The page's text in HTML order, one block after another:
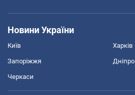
Новини України
Київ Харків
Запоріжжя Дніпро
Черкаси